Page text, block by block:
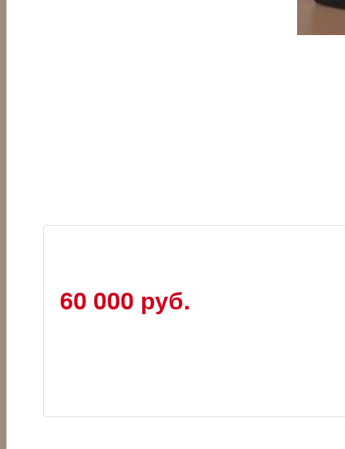
60 000 руб.